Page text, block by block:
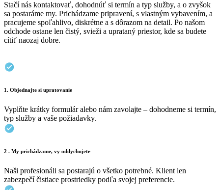
Stačí nás kontaktovať, dohodnúť si termín a typ služby, a o zvyšok
sa postaráme my. Prichádzame pripravení, s vlastným vybavením, a
pracujeme spoľahlivo, diskrétne a s dôrazom na detail. Po našom
odchode ostane len čistý, svieži a uprataný priestor, kde sa budete
cítiť naozaj dobre.
1. Objednajte si upratovanie
Vyplňte krátky formulár alebo nám zavolajte – dohodneme si termín,
typ služby a vaše požiadavky.
2 . My prichádzame, vy oddychujete
Naši profesionáli sa postarajú o všetko potrebné. Klient len
zabezpečí čistiace prostriedky podľa svojej preferencie.